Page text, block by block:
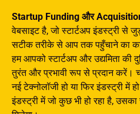
Startup Funding और
वेबसाइट है, जो स्टार्टअप इंडस्ट्री से
सटीक तरीके से आप तक पहुँचाने का
हम आपको स्टार्टअप और उद्यमिता की
तुरंत और प्रभावी रूप से प्रदान करें।
नई टेक्नोलॉजी हो या फिर इंडस्ट्री में
इंडस्ट्री में जो कुछ भी हो रहा है,